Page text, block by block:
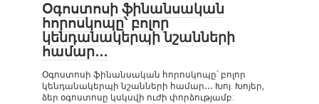
Օգոստոսի ֆինանսական
հորոսկոպը՝ բոլոր
կենդանակերպի նշանների
համար․․․
Օգոստոսի ֆինանսական հորոսկոպը՝ բոլոր
կենդանակերպի նշանների համար․․․ Խոյ. Խոյեր,
ձեր օգոստոսը կսկսվի ուժի փորձությամբ: